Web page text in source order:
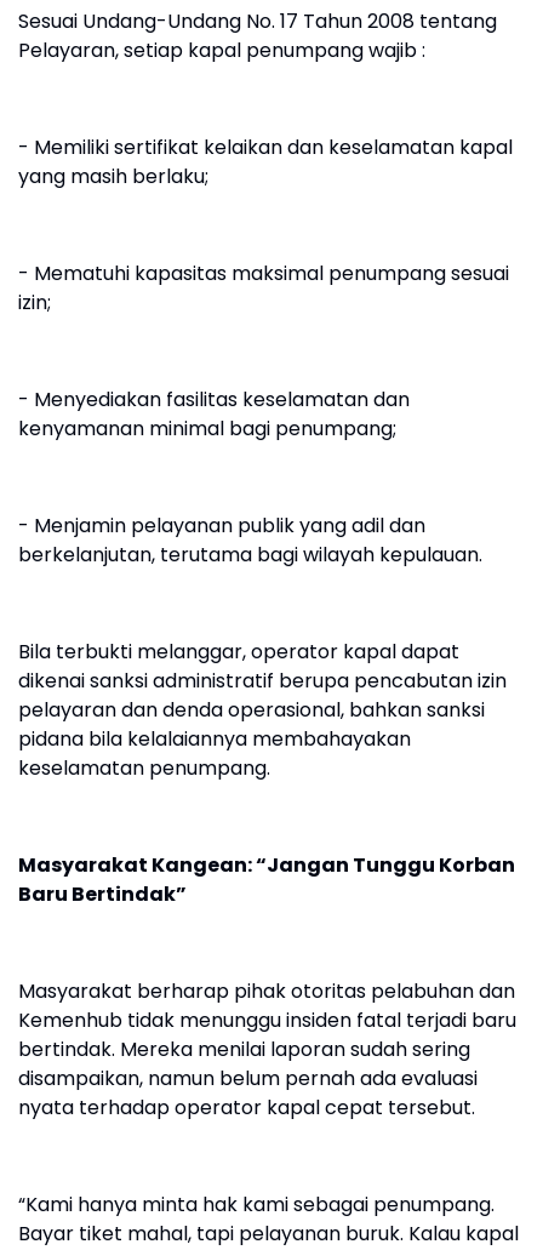
Sesuai Undang-Undang No. 17 Tahun 2008 tentang
Pelayaran, setiap kapal penumpang wajib :
- Memiliki sertifikat kelaikan dan keselamatan kapal
yang masih berlaku;
- Mematuhi kapasitas maksimal penumpang sesuai
izin;
- Menyediakan fasilitas keselamatan dan
kenyamanan minimal bagi penumpang;
- Menjamin pelayanan publik yang adil dan
berkelanjutan, terutama bagi wilayah kepulauan.
Bila terbukti melanggar, operator kapal dapat
dikenai sanksi administratif berupa pencabutan izin
pelayaran dan denda operasional, bahkan sanksi
pidana bila kelalaiannya membahayakan
keselamatan penumpang.
Masyarakat Kangean: “Jangan Tunggu Korban
Baru Bertindak”
Masyarakat berharap pihak otoritas pelabuhan dan
Kemenhub tidak menunggu insiden fatal terjadi baru
bertindak. Mereka menilai laporan sudah sering
disampaikan, namun belum pernah ada evaluasi
nyata terhadap operator kapal cepat tersebut.
“Kami hanya minta hak kami sebagai penumpang.
Bayar tiket mahal, tapi pelayanan buruk. Kalau kapal